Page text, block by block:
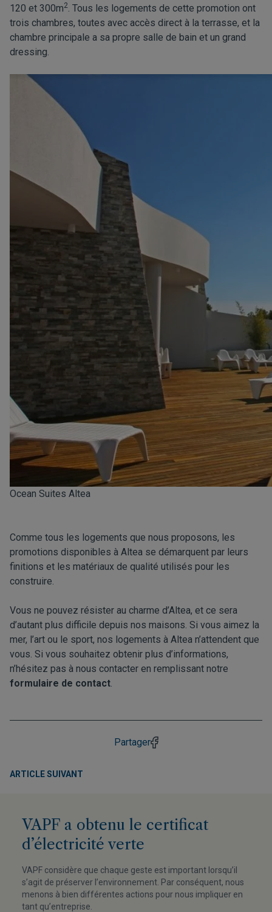
120 et 300m2. Tous les logements de cette promotion ont
trois chambres, toutes avec accès direct à la terrasse, et la
chambre principale a sa propre salle de bain et un grand
dressing.
Ocean Suites Altea
Comme tous les logements que nous proposons, les
promotions disponibles à Altea se démarquent par leurs
finitions et les matériaux de qualité utilisés pour les
construire.
Vous ne pouvez résister au charme d’Altea, et ce sera
d’autant plus difficile depuis nos maisons. Si vous aimez la
mer, l’art ou le sport, nos logements à Altea n’attendent que
vous. Si vous souhaitez obtenir plus d’informations,
n’hésitez pas à nous contacter en remplissant notre
formulaire de contact.
Partager
ARTICLE SUIVANT
VAPF a obtenu le certificat
d’électricité verte
VAPF considère que chaque geste est important lorsqu’il
s’agit de préserver l’environnement. Par conséquent, nous
menons à bien différentes actions pour nous impliquer en
tant qu’entreprise.